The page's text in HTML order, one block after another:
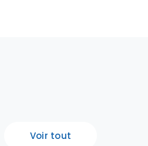
Voir tout